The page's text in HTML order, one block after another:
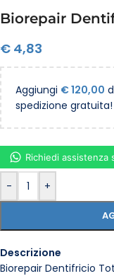
Biorepair
€ 4,83
Aggiungi €120,00
spedizione gratuita!
- +
Richiedi assistenza
Descrizione
Biorepair Dentifricio